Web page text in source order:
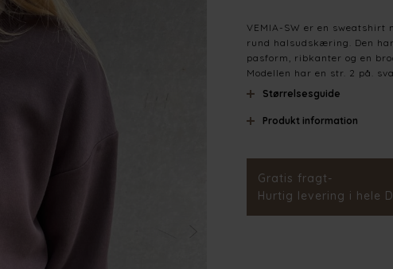
VEMIA-SW er en sweatshirt
rund halsudskæring. Den
pasform, ribkanter og en
Modellen har en str. 2 på.
Størrelsesguide
Produkt information
Stylenr.
Gratis fragt-
Hurtig levering i hele